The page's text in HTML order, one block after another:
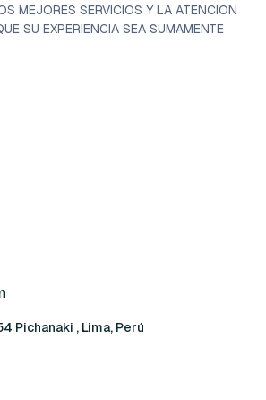
MEJORES SERVICIOS Y LA ATENCION
SU EXPERIENCIA SEA SUMAMENTE
Pichanaki , Lima, Perú